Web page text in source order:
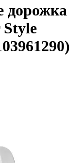
дорожка